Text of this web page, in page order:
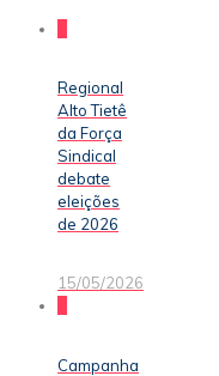
Regional
Alto Tietê
da Força
Sindical
debate
eleições
de 2026
15/05/2026
Campanha